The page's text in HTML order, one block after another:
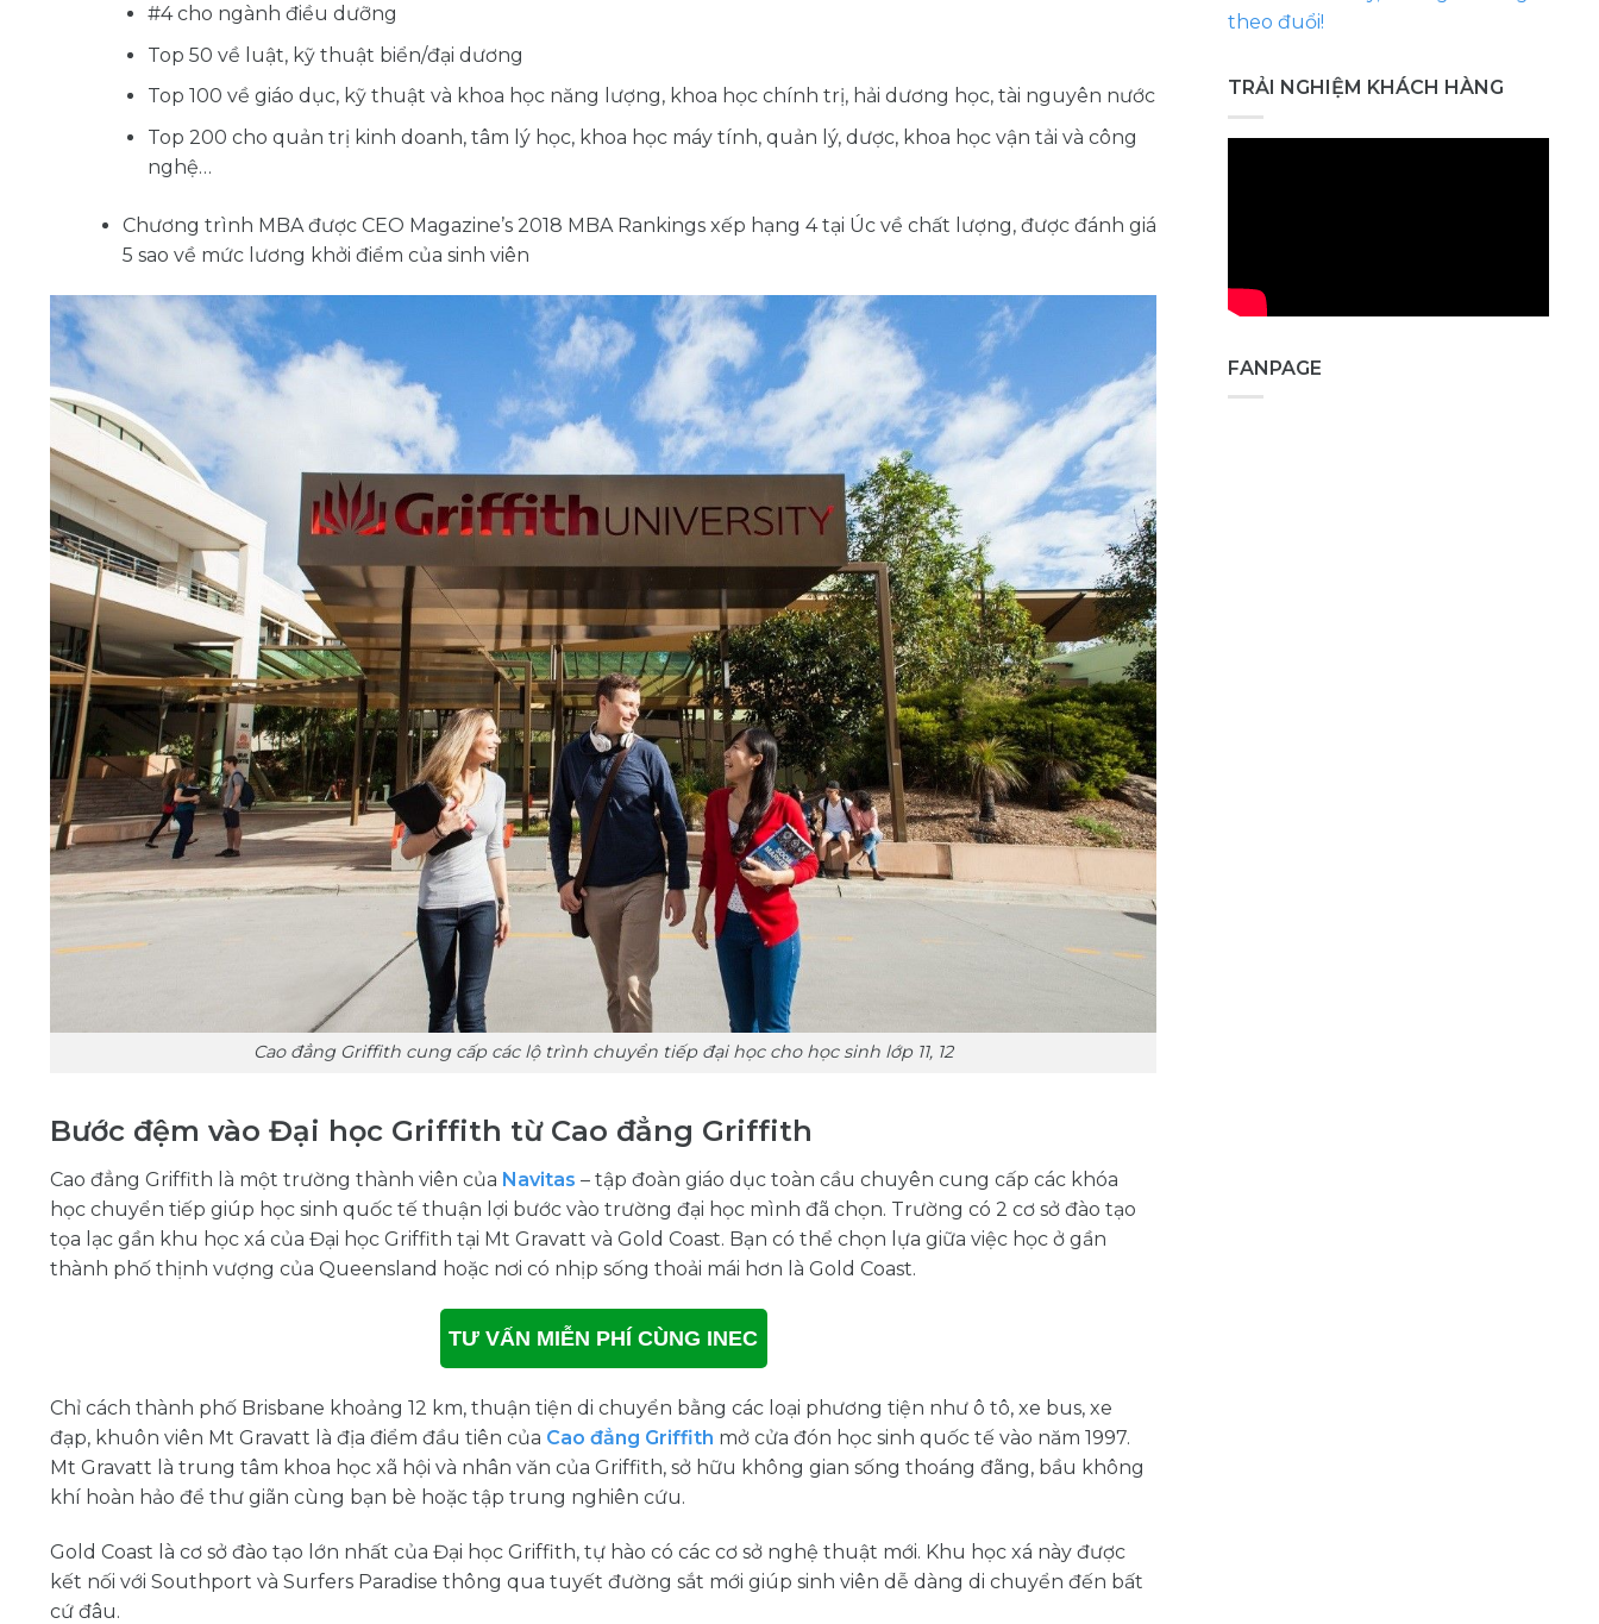
#4 cho ngành điều dưỡng
Top 50 về luật, kỹ thuật biển/đại dương
Top 100 về giáo dục, kỹ thuật và khoa học năng lượng, khoa học chính trị, hải dương học, tài nguyên nước
Top 200 cho quản trị kinh doanh, tâm lý học, khoa học máy tính, quản lý, dược, khoa học vận tải và công
nghệ…
Chương trình MBA được CEO Magazine’s 2018 MBA Rankings xếp hạng 4 tại Úc về chất lượng, được đánh giá
5 sao về mức lương khởi điểm của sinh viên
Cao đẳng Griffith cung cấp các lộ trình chuyển tiếp đại học cho học sinh lớp 11, 12
Bước đệm vào Đại học Griffith từ Cao đẳng Griffith
Cao đẳng Griffith là một trường thành viên của Navitas – tập đoàn giáo dục toàn cầu chuyên cung cấp các khóa
học chuyển tiếp giúp học sinh quốc tế thuận lợi bước vào trường đại học mình đã chọn. Trường có 2 cơ sở đào tạo
tọa lạc gần khu học xá của Đại học Griffith tại Mt Gravatt và Gold Coast. Bạn có thể chọn lựa giữa việc học ở gần
thành phố thịnh vượng của Queensland hoặc nơi có nhịp sống thoải mái hơn là Gold Coast.
TƯ VẤN MIỄN PHÍ CÙNG INEC
Chỉ cách thành phố Brisbane khoảng 12 km, thuận tiện di chuyển bằng các loại phương tiện như ô tô, xe bus, xe
đạp, khuôn viên Mt Gravatt là địa điểm đầu tiên của Cao đẳng Griffith mở cửa đón học sinh quốc tế vào năm 1997.
Mt Gravatt là trung tâm khoa học xã hội và nhân văn của Griffith, sở hữu không gian sống thoáng đãng, bầu không
khí hoàn hảo để thư giãn cùng bạn bè hoặc tập trung nghiên cứu.
Gold Coast là cơ sở đào tạo lớn nhất của Đại học Griffith, tự hào có các cơ sở nghệ thuật mới. Khu học xá này được
kết nối với Southport và Surfers Paradise thông qua tuyết đường sắt mới giúp sinh viên dễ dàng di chuyển đến bất
cứ đâu.
theo đuổi!
TRẢI NGHIỆM KHÁCH HÀNG
FANPAGE